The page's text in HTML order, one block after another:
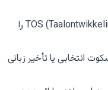
اختلال‌های رشد زبانی مثل TOS (Taalontwikkelingsstoornis) را
انتخابی یا تأخیر زبانی